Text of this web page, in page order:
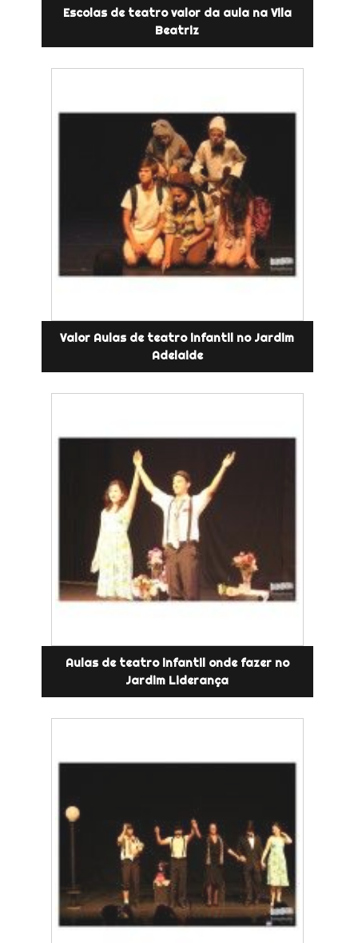
Escolas de teatro valor da aula na Vila
Beatriz
Valor Aulas de teatro infantil no Jardim
Adelaide
Aulas de teatro infantil onde fazer no
Jardim Liderança